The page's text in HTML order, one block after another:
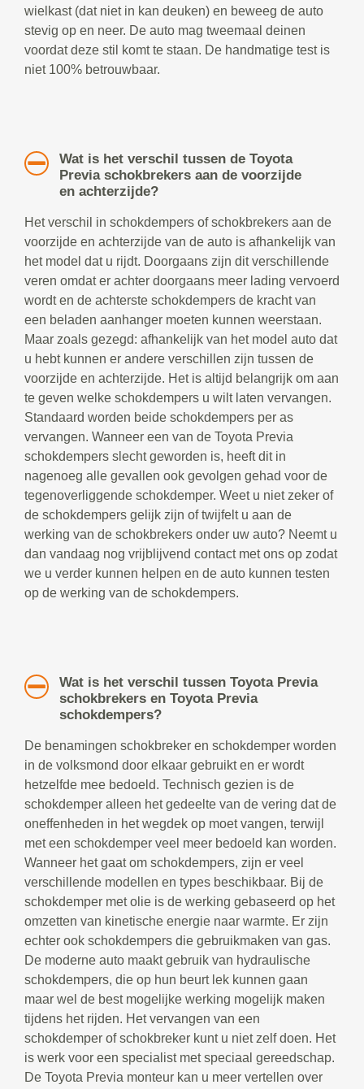
wielkast (dat niet in kan deuken) en beweeg de auto
stevig op en neer. De auto mag tweemaal deinen
voordat deze stil komt te staan. De handmatige test is
niet 100% betrouwbaar.
Wat is het verschil tussen de Toyota
Previa schokbrekers aan de voorzijde
en achterzijde?
Het verschil in schokdempers of schokbrekers aan de
voorzijde en achterzijde van de auto is afhankelijk van
het model dat u rijdt. Doorgaans zijn dit verschillende
veren omdat er achter doorgaans meer lading vervoerd
wordt en de achterste schokdempers de kracht van
een beladen aanhanger moeten kunnen weerstaan.
Maar zoals gezegd: afhankelijk van het model auto dat
u hebt kunnen er andere verschillen zijn tussen de
voorzijde en achterzijde. Het is altijd belangrijk om aan
te geven welke schokdempers u wilt laten vervangen.
Standaard worden beide schokdempers per as
vervangen. Wanneer een van de Toyota Previa
schokdempers slecht geworden is, heeft dit in
nagenoeg alle gevallen ook gevolgen gehad voor de
tegenoverliggende schokdemper. Weet u niet zeker of
de schokdempers gelijk zijn of twijfelt u aan de
werking van de schokbrekers onder uw auto? Neemt u
dan vandaag nog vrijblijvend contact met ons op zodat
we u verder kunnen helpen en de auto kunnen testen
op de werking van de schokdempers.
Wat is het verschil tussen Toyota Previa
schokbrekers en Toyota Previa
schokdempers?
De benamingen schokbreker en schokdemper worden
in de volksmond door elkaar gebruikt en er wordt
hetzelfde mee bedoeld. Technisch gezien is de
schokdemper alleen het gedeelte van de vering dat de
oneffenheden in het wegdek op moet vangen, terwijl
met een schokdemper veel meer bedoeld kan worden.
Wanneer het gaat om schokdempers, zijn er veel
verschillende modellen en types beschikbaar. Bij de
schokdemper met olie is de werking gebaseerd op het
omzetten van kinetische energie naar warmte. Er zijn
echter ook schokdempers die gebruikmaken van gas.
De moderne auto maakt gebruik van hydraulische
schokdempers, die op hun beurt lek kunnen gaan
maar wel de best mogelijke werking mogelijk maken
tijdens het rijden. Het vervangen van een
schokdemper of schokbreker kunt u niet zelf doen. Het
is werk voor een specialist met speciaal gereedschap.
De Toyota Previa monteur kan u meer vertellen over